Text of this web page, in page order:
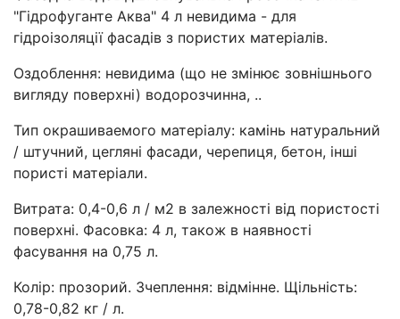
"Гідрофуганте Аква" 4 л невидима - для
гідроізоляції фасадів з пористих матеріалів.
Оздоблення: невидима (що не змінює зовнішнього
вигляду поверхні) водорозчинна, ..
Тип окрашиваемого матеріалу: камінь натуральний
/ штучний, цегляні фасади, черепиця, бетон, інші
пористі матеріали.
Витрата: 0,4-0,6 л / м2 в залежності від пористості
поверхні. Фасовка: 4 л, також в наявності
фасування на 0,75 л.
Колір: прозорий. Зчеплення: відмінне. Щільність:
0,78-0,82 кг / л.